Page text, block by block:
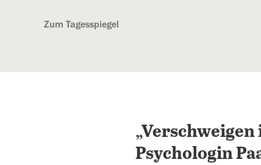
Zum Tagesspiegel
Psychologin